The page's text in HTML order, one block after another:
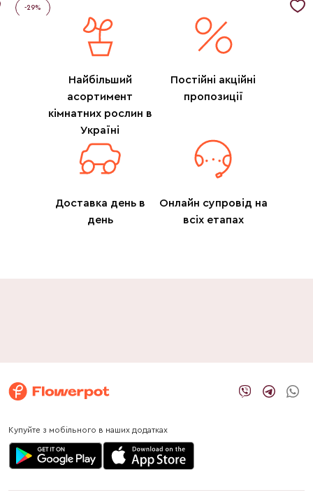
-29%
Найбільший
асортимент
кімнатних рослин в
Україні
Постійні акційні
пропозиції
Доставка день в
день
Онлайн супровід на
всіх етапах
Купуйте з мобільного в наших додатках